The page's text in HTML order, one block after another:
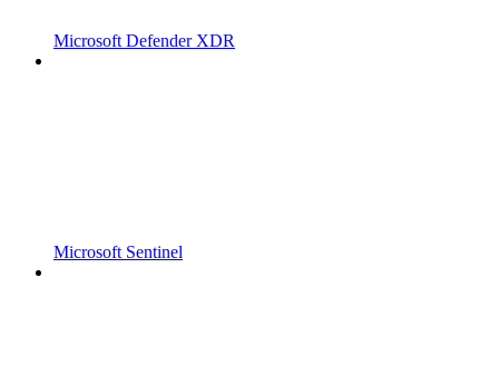
Microsoft Defender XDR
Microsoft Sentinel